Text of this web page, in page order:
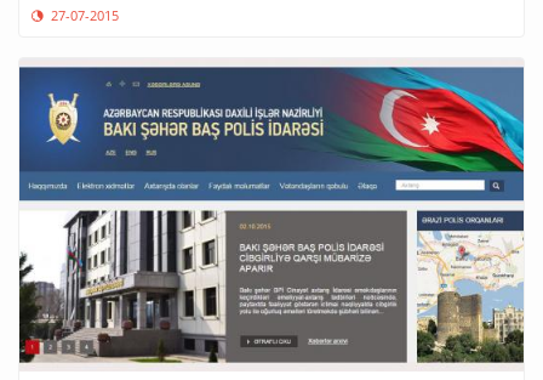
27-07-2015